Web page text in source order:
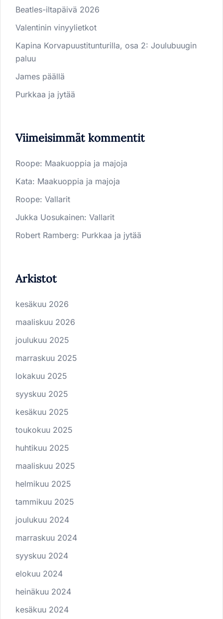
Beatles-iltapäivä 2026
Valentinin vinyylietkot
Kapina Korvapuustitunturilla, osa 2: Joulubuugin
paluu
James päällä
Purkkaa ja jytää
Viimeisimmät kommentit
Roope: Maakuoppia ja majoja
Kata: Maakuoppia ja majoja
Roope: Vallarit
Jukka Uosukainen: Vallarit
Robert Ramberg: Purkkaa ja jytää
Arkistot
kesäkuu 2026
maaliskuu 2026
joulukuu 2025
marraskuu 2025
lokakuu 2025
syyskuu 2025
kesäkuu 2025
toukokuu 2025
huhtikuu 2025
maaliskuu 2025
helmikuu 2025
tammikuu 2025
joulukuu 2024
marraskuu 2024
syyskuu 2024
elokuu 2024
heinäkuu 2024
kesäkuu 2024